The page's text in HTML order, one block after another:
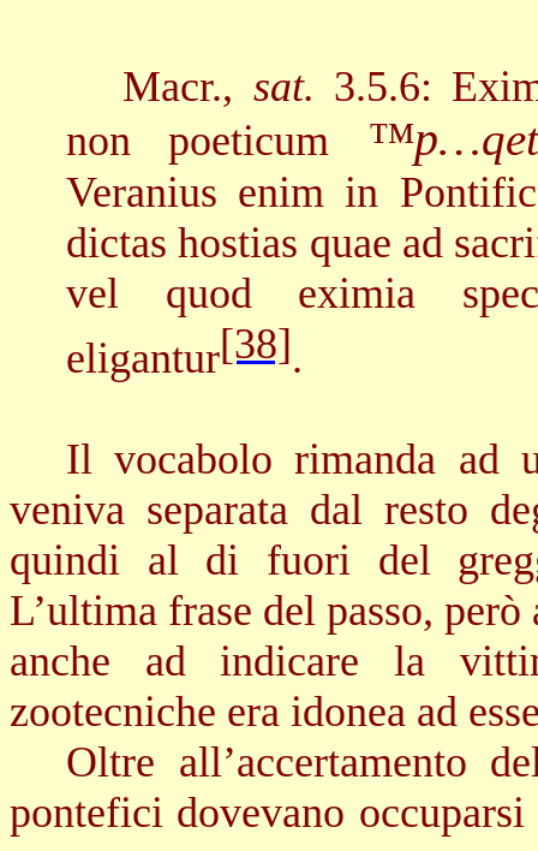
Macr., sat. 3.5.6:
non poeticum ™p…
Veranius enim in
dictas hostias quae ad
vel quod eximia
eligantur[38].
Il vocabolo rimanda ad
veniva separata dal resto
quindi al di fuori del
L’ultima frase del passo,
anche ad indicare la
zootecniche era idonea ad
Oltre all’accertamento
pontefici dovevano